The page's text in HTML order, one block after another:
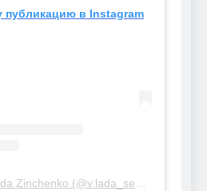
публикацию в Instagram
Публикация от Vlada Zinchenko (@v.lada_sedan)